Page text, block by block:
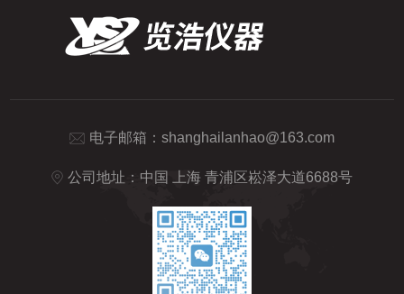
电子邮箱： shanghailanhao@163.com
公司地址：中国 上海 青浦区崧泽大道6688号